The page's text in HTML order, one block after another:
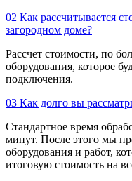
02 Как рассчитывается
загородном доме?
Рассчет стоимости, по
оборудования, которое
подключения.
03 Как долго вы
Стандартное время
минут. После этого мы
оборудования и работ,
итоговую стоимость на